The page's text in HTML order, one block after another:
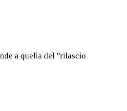
a quella del "rilascio